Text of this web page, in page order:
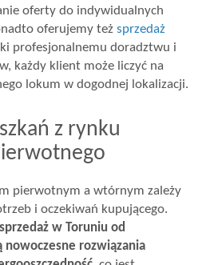
oferty do indywidualnych
oferujemy też sprzedaż
profesjonalnemu doradztwu i
każdy klient może liczyć na
lokum w dogodnej lokalizacji.
z rynku
pierwotnym a wtórnym zależy
i oczekiwań kupującego.
w Toruniu od
rozwiązania